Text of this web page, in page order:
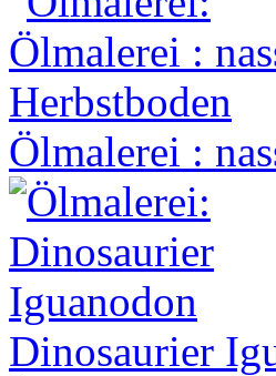
Ölmalerei :
Dinosaurier